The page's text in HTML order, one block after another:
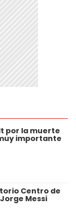
por la muerte
importante
Centro de
Messi